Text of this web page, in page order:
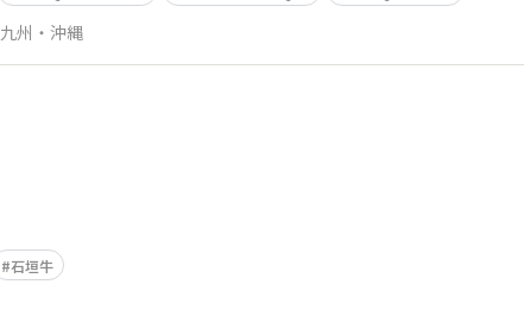
九州・沖縄
石垣牛